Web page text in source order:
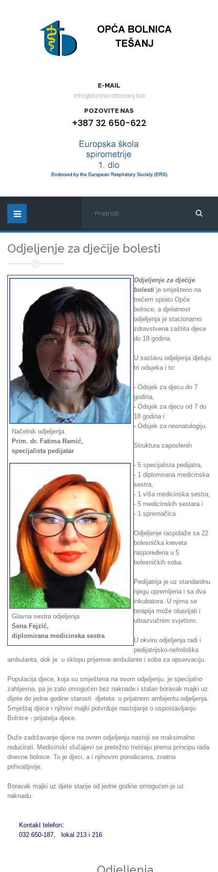
E-MAIL
info@bolnicatesanj.ba
POZOVITE NAS
+387 32 650-622
Odjeljenje za dječije bolesti
Načelnik odjeljenja
Prim. dr. Fatima Ramić,
specijalista pedijatar
Glavna sestra odjeljenja
Sena Fejzić,
diplomirana medicinska sestra
Odjeljenje za dječije
bolesti je smješteno na
trećem spratu Opće
bolnice, a djelatnost
odjeljenja je stacionarno
zdravstvena zaštita djece
do 18 godina.
U sastavu odjeljenja djeluju
tri odsjeka i to:
- Odsjek za djecu do 7
godina,
- Odsjek za djecu od 7 do
18 godina i
- Odsjek za neonatologiju.
Struktura zaposlenih
- 5 specijalista pedijatra,
- 1 diplomirana medicinska
sestra,
- 1 viša medicinska sestra,
- 5 medicinskih sestara i
- 1 spremačica
Odjeljenje raspolaže sa 22
bolesnička kreveta
raspoređena u 5
bolesničkih soba.
Pedijatrija je uz standardnu
njegu opremljena i sa dva
inkubatora. U njima se
terapija može obavljati i
ultrazvučnim svjetlom.
U okviru odjeljenja radi i
pedijatrijsko-nefrološka
ambulanta, dok je u sklopu prijemne ambulante i soba za opservaciju.
Populacija djece, koja su smještena na ovom odjeljenju, je specijalno
zahtjevna, pa je zato omogućen bez naknade i stalan boravak majki uz
dijete do jedne godine starosti djeteta u prijatnom ambijentu odjeljenja.
Smještaj djece i njihovi majki potvrđuje nastojanje o uspostavljanju
Bolnice - prijatelja djece.
Duže zadržavanje djece na ovom odjeljenju nastoji se maksimalno
reducirati. Medicinski slučajevi se pretežno tretiraju prema principu rada
dnevne bolnice. To je djeci, a i njihovim porodicama, znatno
prihvatljivije.
Boravak majki uz djete starije od jedne godine omogućen je uz
naknadu.
Kontakt telefon:
032 650-187, lokal 213 i 216